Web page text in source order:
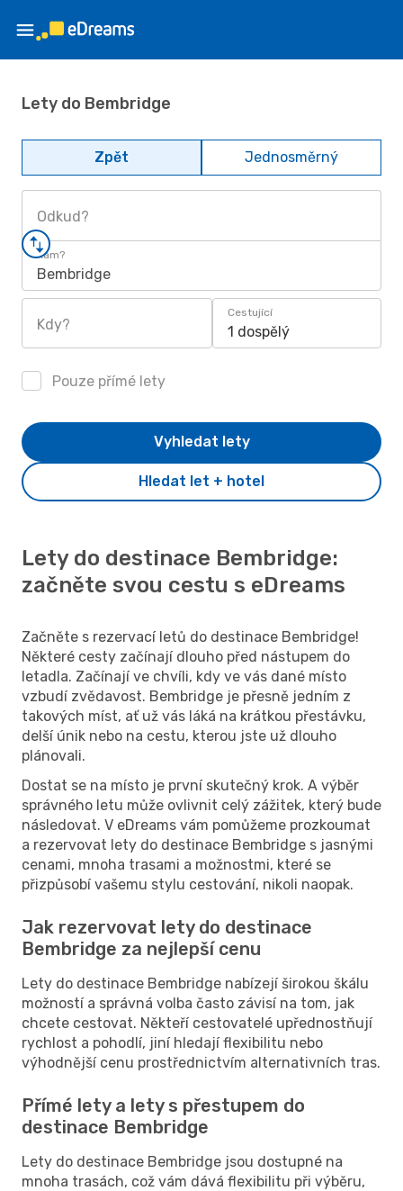
Lety do Bembridge
Zpět Jednosměrný
Odkud?
Kam?
Bembridge
Kdy?
Cestující
1 dospělý
Pouze přímé lety
Hledat let + hotel
Vyhledat lety
Lety do destinace Bembridge:
začněte svou cestu s eDreams
Začněte s rezervací letů do destinace Bembridge!
Některé cesty začínají dlouho před nástupem do
letadla. Začínají ve chvíli, kdy ve vás dané místo
vzbudí zvědavost. Bembridge je přesně jedním z
takových míst, ať už vás láká na krátkou přestávku,
delší únik nebo na cestu, kterou jste už dlouho
plánovali.
Dostat se na místo je první skutečný krok. A výběr
správného letu může ovlivnit celý zážitek, který bude
následovat. V eDreams vám pomůžeme prozkoumat
a rezervovat lety do destinace Bembridge s jasnými
cenami, mnoha trasami a možnostmi, které se
přizpůsobí vašemu stylu cestování, nikoli naopak.
Jak rezervovat lety do destinace
Bembridge za nejlepší cenu
Lety do destinace Bembridge nabízejí širokou škálu
možností a správná volba často závisí na tom, jak
chcete cestovat. Někteří cestovatelé upřednostňují
rychlost a pohodlí, jiní hledají flexibilitu nebo
výhodnější cenu prostřednictvím alternativních tras.
Přímé lety a lety s přestupem do
destinace Bembridge
Lety do destinace Bembridge jsou dostupné na
mnoha trasách, což vám dává flexibilitu při výběru,